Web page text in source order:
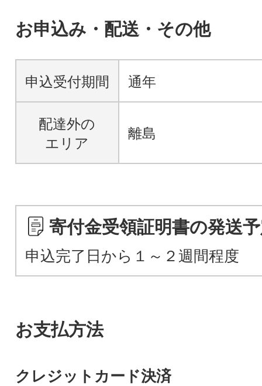
お申込み・配送・その他
申込受付期間 通年
配達外の
エリア
離島
寄付金受領証明書の発送
申込完了日から１～２週間程度
お支払方法
クレジットカード決済